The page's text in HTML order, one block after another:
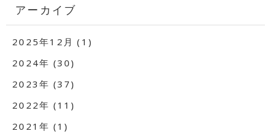
アーカイブ
2025年12月 (1)
2024年 (30)
2023年 (37)
2022年 (11)
2021年 (1)